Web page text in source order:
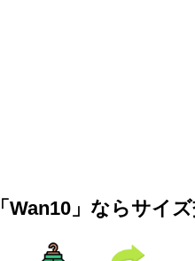
「Wan10」ならサイ